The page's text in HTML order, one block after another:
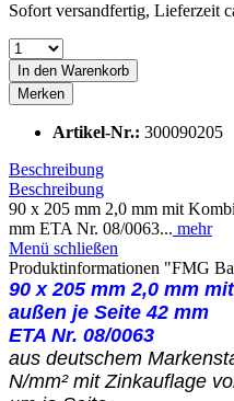
Sofort versandfertig, Lieferzeit
In den Warenkorb
Merken
Artikel-Nr.: 300090205
Beschreibung
Beschreibung
90 x 205 mm 2,0 mm mit
mm ETA Nr. 08/0063... mehr
Menü schließen
Produktinformationen "FMG
90 x 205 mm 2,0 mm
außen je Seite 42 mm
ETA Nr. 08/0063
aus deutschem
N/mm² mit Zinkauflage